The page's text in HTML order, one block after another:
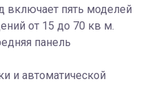
пять моделей
от 15 до 70 кв м.
панель
и автоматической